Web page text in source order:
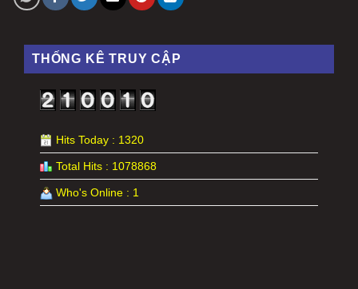
THỐNG KÊ TRUY CẬP
Hits Today : 1320
Total Hits : 1078868
Who's Online : 1